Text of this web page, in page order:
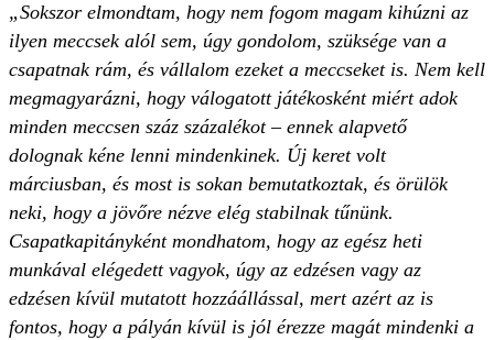
„Sokszor elmondtam, hogy nem fogom magam kihúzni az
ilyen meccsek alól sem, úgy gondolom, szüksége van a
csapatnak rám, és vállalom ezeket a meccseket is. Nem kell
megmagyarázni, hogy válogatott játékosként miért adok
minden meccsen száz százalékot – ennek alapvető
dolognak kéne lenni mindenkinek. Új keret volt
márciusban, és most is sokan bemutatkoztak, és örülök
neki, hogy a jövőre nézve elég stabilnak tűnünk.
Csapatkapitányként mondhatom, hogy az egész heti
munkával elégedett vagyok, úgy az edzésen vagy az
edzésen kívül mutatott hozzáállással, mert azért az is
fontos, hogy a pályán kívül is jól érezze magát mindenki a